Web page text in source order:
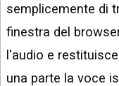
semplicemente di
finestra del
l'audio e
una parte la voce